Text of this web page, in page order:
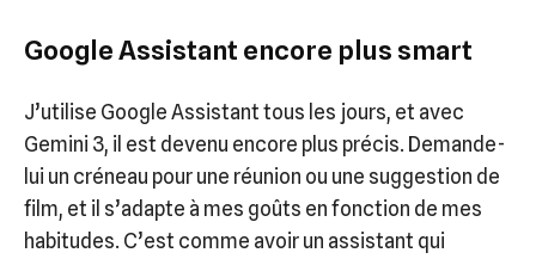
Google Assistant encore plus smart
J’utilise Google Assistant tous les jours, et avec
Gemini 3, il est devenu encore plus précis. Demande-
lui un créneau pour une réunion ou une suggestion de
film, et il s’adapte à mes goûts en fonction de mes
habitudes. C’est comme avoir un assistant qui